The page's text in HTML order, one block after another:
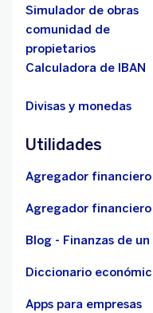
Simulador de obras
comunidad de
propietarios
Calculadora de IBAN
Divisas y monedas
Utilidades
Agregador financiero
Agregador
Blog - Finanzas de
Diccionario
Apps para empresas